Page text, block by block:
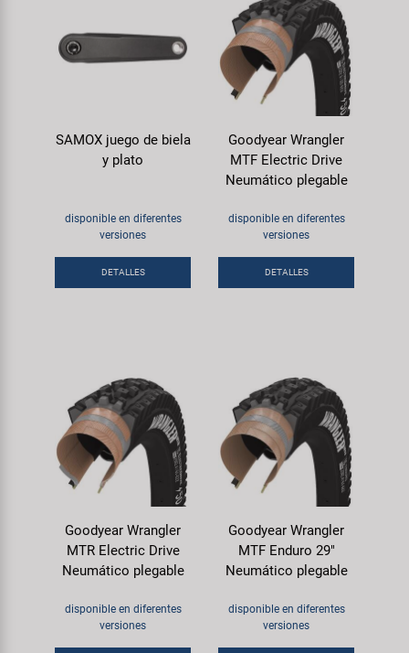
SAMOX juego de biela
y plato
disponible en diferentes
versiones
DETALLES
Goodyear Wrangler
MTF Electric Drive
Neumático plegable
disponible en diferentes
versiones
DETALLES
Goodyear Wrangler
MTR Electric Drive
Neumático plegable
disponible en diferentes
versiones
Goodyear Wrangler
MTF Enduro 29"
Neumático plegable
disponible en diferentes
versiones